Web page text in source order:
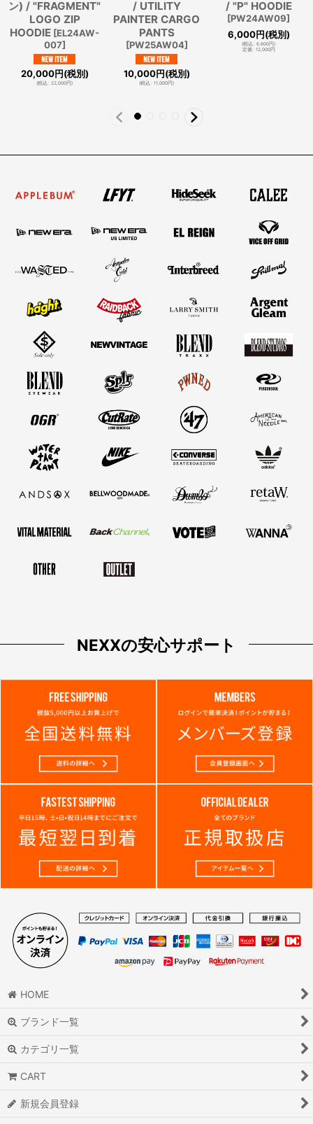
ン) / "FRAGMENT"
LOGO ZIP
HOODIE [EL24AW-
007]
20,000円(税別)
(税込: 22,000円)
/ UTILITY
PAINTER CARGO
PANTS
[PW25AW04]
10,000円(税別)
(税込: 11,000円)
/ "P" HOODIE
[PW24AW09]
6,000円(税別)
(税込: 6,600円)
定価 : 12,000円
NEXXの安心サポート
HOME
ブランド一覧
カテゴリ一覧
CART
新規会員登録